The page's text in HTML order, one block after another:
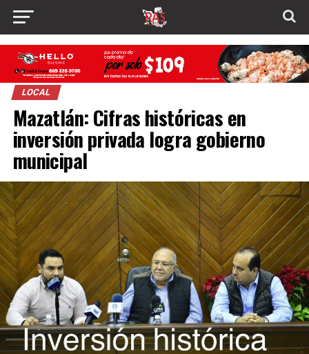
LOCAL
Mazatlán: Cifras históricas en
inversión privada logra gobierno
municipal